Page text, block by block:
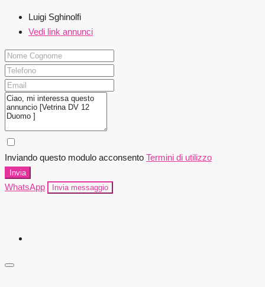
Luigi Sghinolfi
Vedi link annunci
Inviando questo modulo acconsento Termini di utilizzo
Invia
WhatsApp Invia messaggio